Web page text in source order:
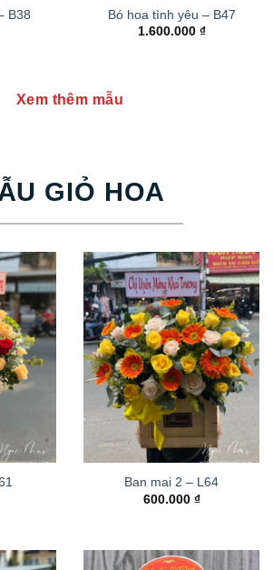
B38
Bó hoa tình yêu – B47
1.600.000 ₫
Xem thêm mẫu
GIỎ HOA
Ban mai 2 – L64
600.000 ₫